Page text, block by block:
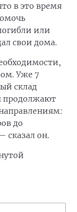
в это время
или
свои дома.
Уже 7
склад
продолжают
до
сказал он.